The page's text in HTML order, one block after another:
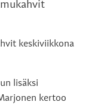
keskiviikkona
lisäksi
kertoo